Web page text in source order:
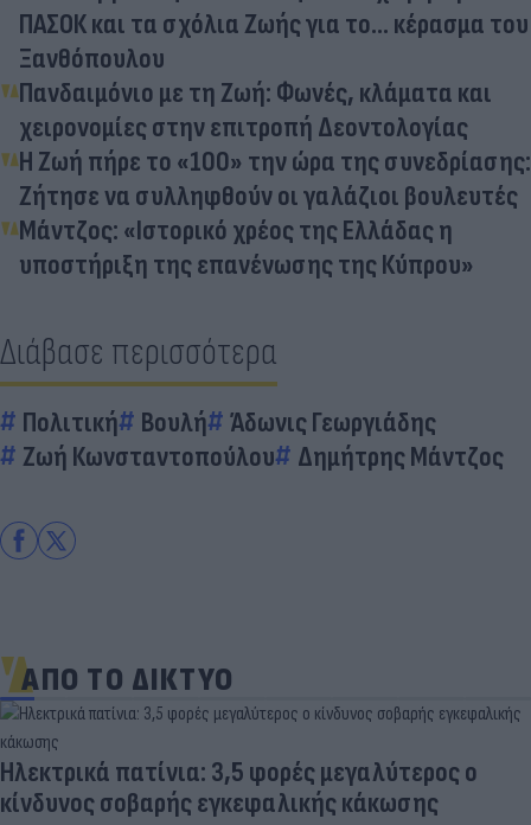
ΠΑΣΟΚ και τα σχόλια Ζωής για το... κέρασμα του
Ξανθόπουλου
Πανδαιμόνιο με τη Ζωή: Φωνές, κλάματα και
χειρονομίες στην επιτροπή Δεοντολογίας
Η Ζωή πήρε το «100» την ώρα της συνεδρίασης:
Ζήτησε να συλληφθούν οι γαλάζιοι βουλευτές
Μάντζος: «Ιστορικό χρέος της Ελλάδας η
υποστήριξη της επανένωσης της Κύπρου»
Διάβασε περισσότερα
Πολιτική Βουλή
Άδωνις Γεωργιάδης
Ζωή Κωνσταντοπούλου
Δημήτρης Μάντζος
ΑΠΟ ΤΟ ΔΙΚΤΥΟ
Ηλεκτρικά πατίνια: 3,5 φορές μεγαλύτερος ο
κίνδυνος σοβαρής εγκεφαλικής κάκωσης